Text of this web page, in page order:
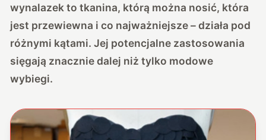
wynalazek to tkanina, którą można nosić, która
jest przewiewna i co najważniejsze – działa pod
różnymi kątami. Jej potencjalne zastosowania
sięgają znacznie dalej niż tylko modowe
wybiegi.